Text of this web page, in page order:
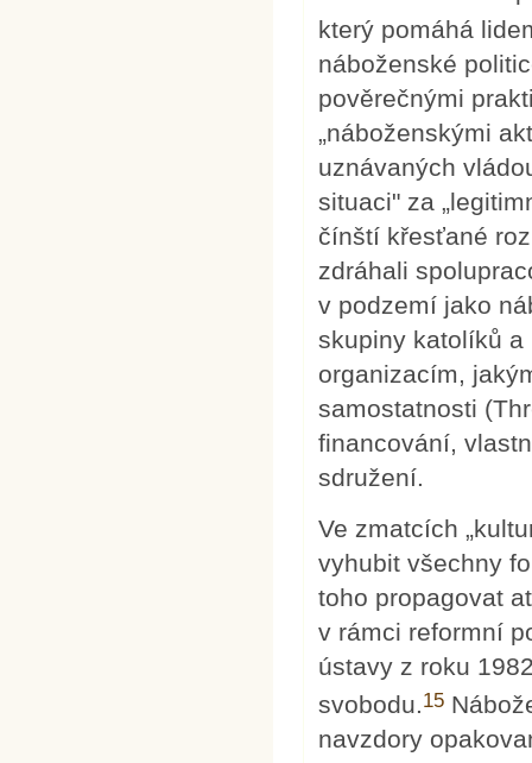
který pomáhá
náboženské
pověrečnými
„náboženskými
uznávaných
situaci" za
čínští křesťané
zdráhali
v podzemí jako
skupiny katolíků
organizacím,
samostatnosti
financování,
sdružení.
Ve zmatcích
vyhubit všechny
toho propagovat
v rámci reformní
ústavy z roku
svobodu.15
navzdory